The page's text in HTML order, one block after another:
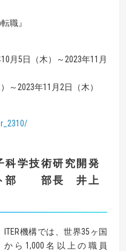
職』
月5日（木）～2023年11月
～2023年11月2日（木）
科学技術研究開発
ト部 部長 井上
ITER機構では、世界35ヶ国
から1,000名以上の職員